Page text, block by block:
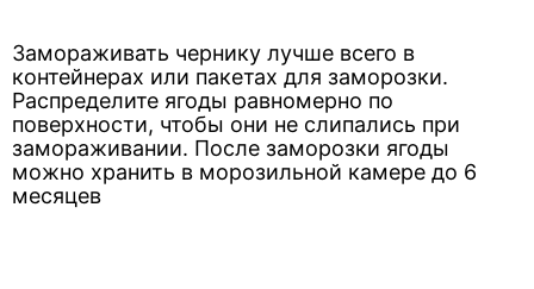
Замораживать чернику лучше всего в
контейнерах или пакетах для заморозки.
Распределите ягоды равномерно по
поверхности, чтобы они не слипались при
замораживании. После заморозки ягоды
можно хранить в морозильной камере до 6
месяцев